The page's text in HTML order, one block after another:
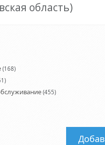
область)
(168)
(455)